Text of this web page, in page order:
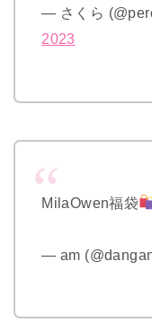
— さくら
2023
MilaOwen福袋
— am